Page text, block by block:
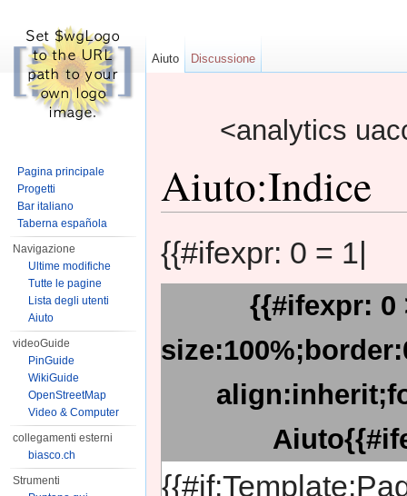
<analytics
Aiuto:Indice
{{#ifexpr: 0 = 1|
{{#ifexpr: 0
Aiuto Discussione
Pagina principale
Progetti
Bar italiano
Taberna española
Navigazione
Ultime modifiche
Tutte le pagine
Lista degli utenti
Aiuto
videoGuide
PinGuide
WikiGuide
OpenStreetMap
Video & Computer
collegamenti esterni
biasco.ch
Strumenti